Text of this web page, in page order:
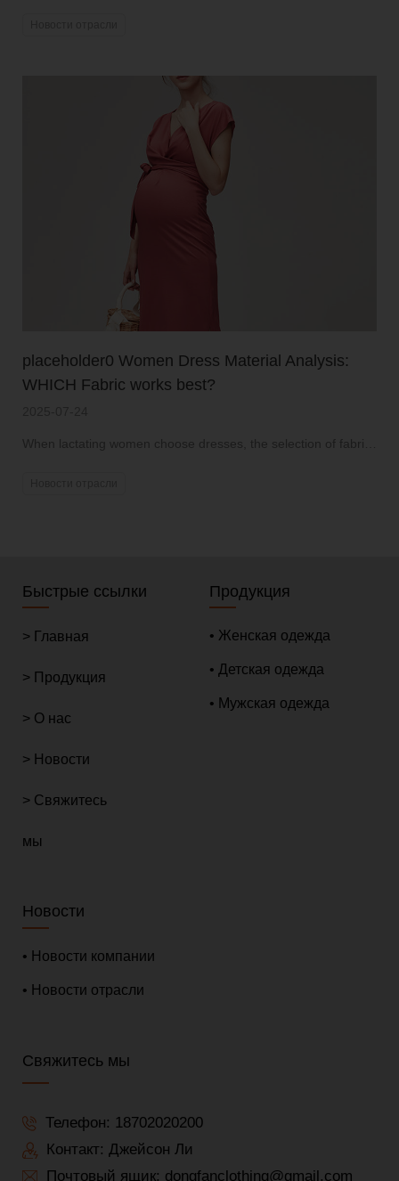
placeholder0 Women Dress Material Analysis:
WHICH Fabric works best?
When lactating women choose dresses, the selection of fabric
Быстрые ссылки
> Главная
> Продукция
> О нас
> Новости
> Свяжитесь
мы
Продукция
• Женская одежда
• Детская одежда
• Мужская одежда
Новости
• Новости компании
• Новости отрасли
Свяжитесь мы
Телефон: 18702020200
Контакт: Джейсон Ли
Почтовый ящик: dongfanclothing@gmail.com